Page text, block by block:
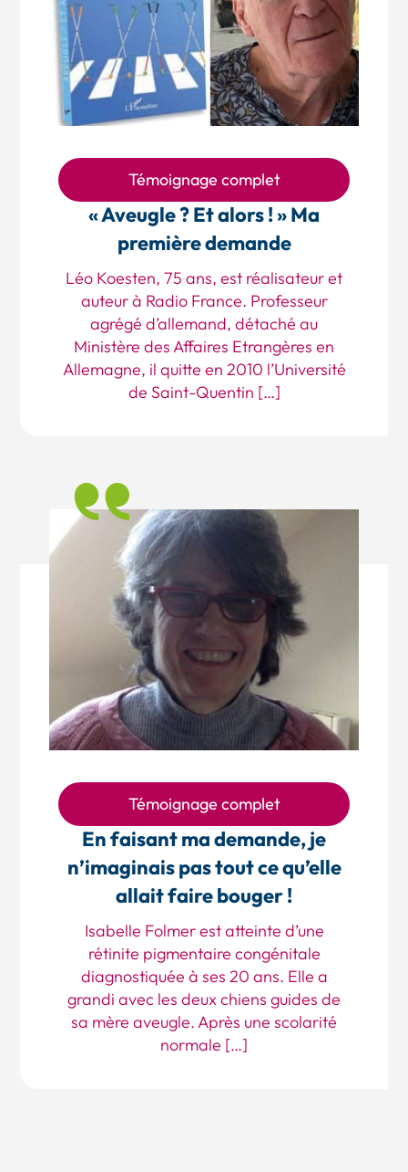
« Aveugle ? Et alors ! » Ma
première demande
Léo Koesten, 75 ans, est réalisateur et
auteur à Radio France. Professeur
agrégé d’allemand, détaché au
Ministère des Affaires Etrangères en
Allemagne, il quitte en 2010 l’Université
de Saint-Quentin […]
Témoignage complet
En faisant ma demande, je
n’imaginais pas tout ce qu’elle
allait faire bouger !
Isabelle Folmer est atteinte d’une
rétinite pigmentaire congénitale
diagnostiquée à ses 20 ans. Elle a
grandi avec les deux chiens guides de
sa mère aveugle. Après une scolarité
normale […]
Témoignage complet